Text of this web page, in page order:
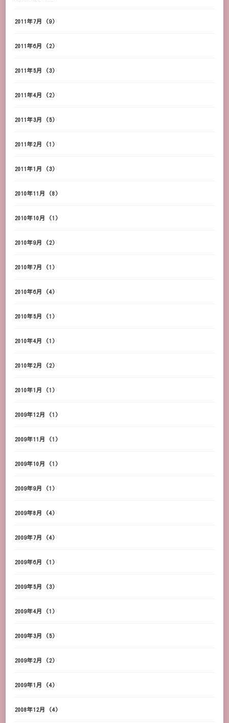
2011年7月 (9)
2011年6月 (2)
2011年5月 (3)
2011年4月 (2)
2011年3月 (5)
2011年2月 (1)
2011年1月 (3)
2010年11月 (8)
2010年10月 (1)
2010年9月 (2)
2010年7月 (1)
2010年6月 (4)
2010年5月 (1)
2010年4月 (1)
2010年2月 (2)
2010年1月 (1)
2009年12月 (1)
2009年11月 (1)
2009年10月 (1)
2009年9月 (1)
2009年8月 (4)
2009年7月 (4)
2009年6月 (1)
2009年5月 (3)
2009年4月 (1)
2009年3月 (5)
2009年2月 (2)
2009年1月 (4)
2008年12月 (4)